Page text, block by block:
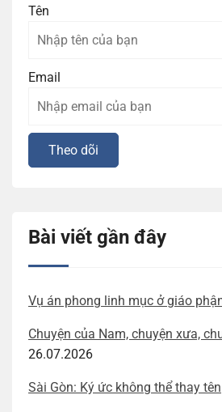
Tên
Email
Bài viết gần đây
Vụ án phong linh mục ở giáo
Chuyện của Nam, chuyện xưa,
26.07.2026
Sài Gòn: Ký ức không thể thay tên